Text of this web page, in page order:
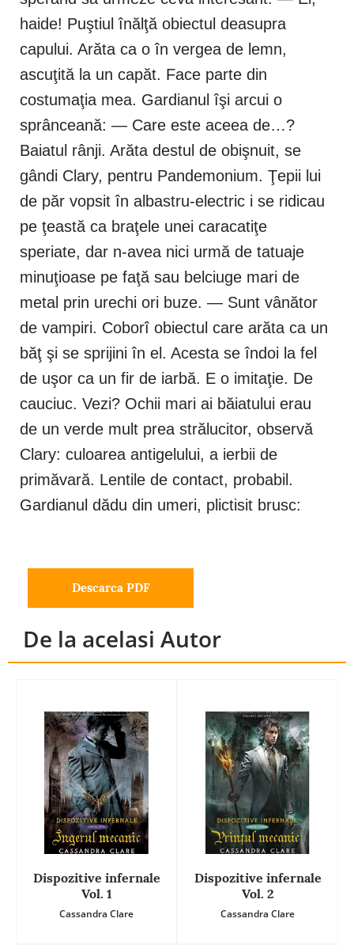
haide! Puştiul înălţă obiectul deasupra
capului. Arăta ca o în vergea de lemn,
ascuţită la un capăt. Face parte din
costumaţia mea. Gardianul îşi arcui o
sprânceană: — Care este aceea de…?
Baiatul rânji. Arăta destul de obişnuit, se
gândi Clary, pentru Pandemonium. Ţepii lui
de păr vopsit în albastru-electric i se ridicau
pe ţeastă ca braţele unei caracatiţe
speriate, dar n-avea nici urmă de tatuaje
minuţioase pe faţă sau belciuge mari de
metal prin urechi ori buze. — Sunt vânător
de vampiri. Coborî obiectul care arăta ca un
băţ şi se sprijini în el. Acesta se îndoi la fel
de uşor ca un fir de iarbă. E o imitaţie. De
cauciuc. Vezi? Ochii mari ai băiatului erau
de un verde mult prea strălucitor, observă
Clary: culoarea antigelului, a ierbii de
primăvară. Lentile de contact, probabil.
Gardianul dădu din umeri, plictisit brusc:
Descarca PDF
De la acelasi Autor
Dispozitive infernale
Vol. 1
Cassandra Clare
Dispozitive infernale
Vol. 2
Cassandra Clare